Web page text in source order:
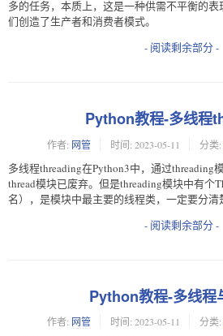
多的任务，本质上，这是一种供需不平衡的
们创造了生产者和消费者模式。
- 阅读剩余部分 -
Python教程-多线程
作者: 网管 时间: 2023-05-11 分类:
多线程threading在Python3中，通过threading
thread模块已废弃。但是threading模块中有个
名），是模块中最主要的线程类，一定要分清
- 阅读剩余部分 -
Python教程-多线程
作者: 网管 时间: 2023-05-11 分类: